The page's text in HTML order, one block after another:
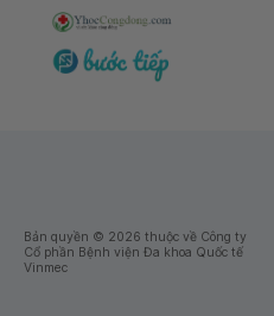
Bản quyền © 2026 thuộc về Công ty
Cổ phần Bệnh viện Đa khoa Quốc tế
Vinmec